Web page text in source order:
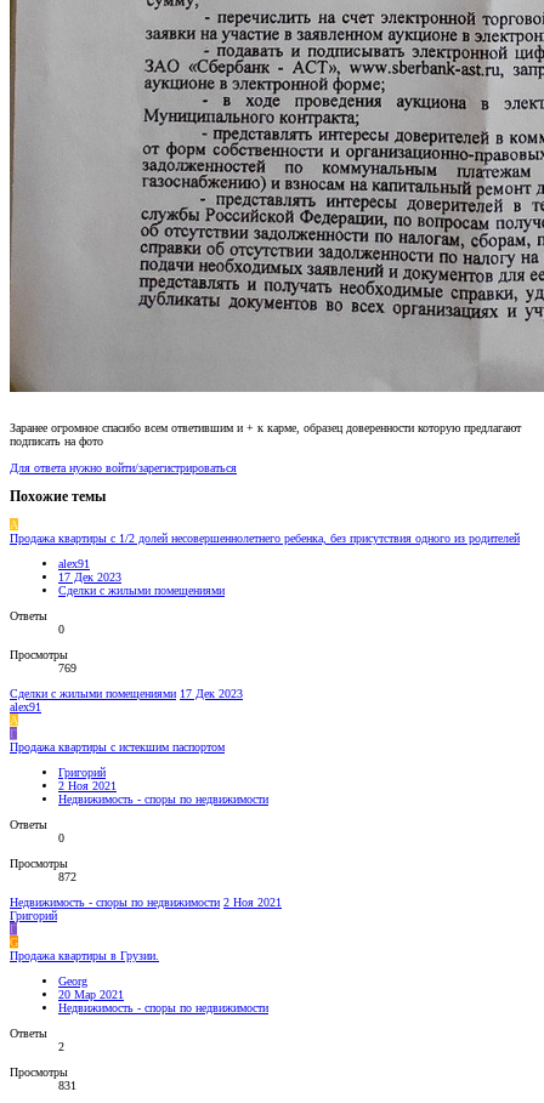
Заранее огромное спасибо всем ответившим и + к карме, образец доверенности которую предлагают
подписать на фото
Для ответа нужно войти/зарегистрироваться
Похожие темы
A
Продажа квартиры с 1/2 долей несовершеннолетнего ребенка, без присутствия одного из родителей
alex91
17 Дек 2023
Сделки с жилыми помещениями
Ответы
0
Просмотры
769
Сделки с жилыми помещениями 17 Дек 2023
alex91
A
Г
Продажа квартиры с истекшим паспортом
Григорий
2 Ноя 2021
Недвижимость - споры по недвижимости
Ответы
0
Просмотры
872
Недвижимость - споры по недвижимости 2 Ноя 2021
Григорий
Г
G
Продажа квартиры в Грузии.
Georg
20 Мар 2021
Недвижимость - споры по недвижимости
Ответы
2
Просмотры
831